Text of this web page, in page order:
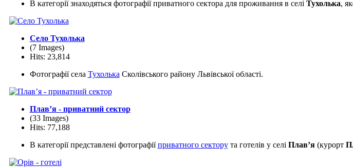
В категорії знаходяться фотографії приватного сектора для проживання в селі Тухолька,
Село Тухолька
(7 Images)
Hits: 23,814
Фотографії села Тухолька Сколівського району Львівської області.
Плав’я - приватний сектор
(33 Images)
Hits: 77,188
В категорії представлені фотографіїприватного секторута готелів у селі Плав’я(курорт